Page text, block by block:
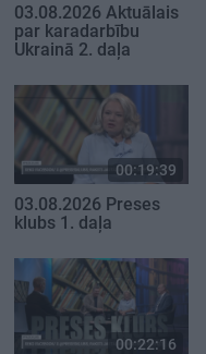
03.08.2026 Aktuālais
par karadarbību
Ukrainā 2. daļa
00:19:39
03.08.2026 Preses
klubs 1. daļa
00:22:16